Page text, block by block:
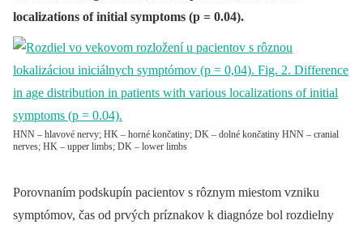
localizations of initial symptoms (p = 0.04).
HNN – hlavové nervy; HK – horné končatiny; DK – dolné končatiny HNN – cranial
nerves; HK – upper limbs; DK – lower limbs
Porovnaním podskupín pacientov s rôznym miestom vzniku
symptómov, čas od prvých príznakov k diagnóze bol rozdielny